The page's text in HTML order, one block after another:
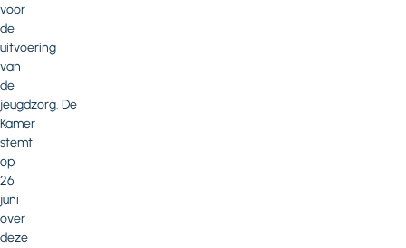
voor
de
uitvoering
van
de
jeugdzorg. De
Kamer
stemt
op
26
juni
over
deze